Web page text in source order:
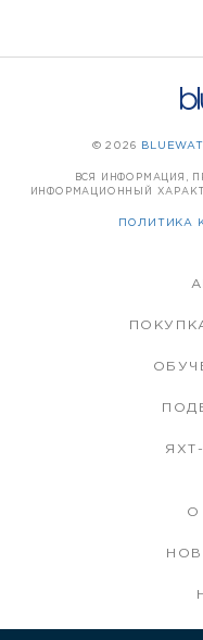
© 2026
ВСЯ ИНФОРМАЦИЯ,
ИНФОРМАЦИОННЫЙ
ПОЛИТИКА
О